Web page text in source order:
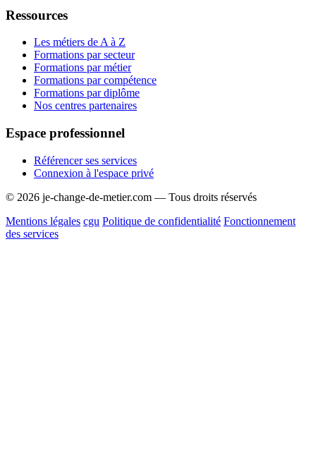
Ressources
Les métiers de A à Z
Formations par secteur
Formations par métier
Formations par compétence
Formations par diplôme
Nos centres partenaires
Espace professionnel
Référencer ses services
Connexion à l'espace privé
© 2026 je-change-de-metier.com — Tous droits réservés
Mentions légales cgu Politique de confidentialité Fonctionnement
des services